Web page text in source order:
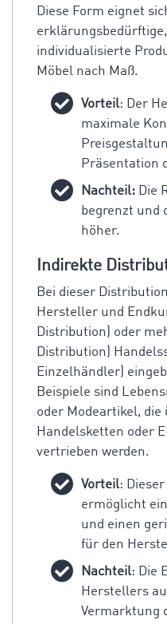
Diese Form eignet
individualisierte
Möbel nach Maß.
Vorteil: Der
maximale
Präsentation
Nachteil: Die
begrenzt und
höher.
Indirekte
Bei dieser
Hersteller und
Distribution) oder
Distribution)
Einzelhändler)
Beispiele sind
oder Modeartikel, die
Handelsketten oder
vertrieben werden.
Vorteil:
ermöglicht
und einen
für den
Nachteil: Die
Herstellers
Vermarktung